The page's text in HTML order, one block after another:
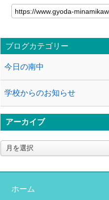
ブログカテゴリー
今日の南中
学校からのお知らせ
アーカイブ
ア
ー
イ
ホーム